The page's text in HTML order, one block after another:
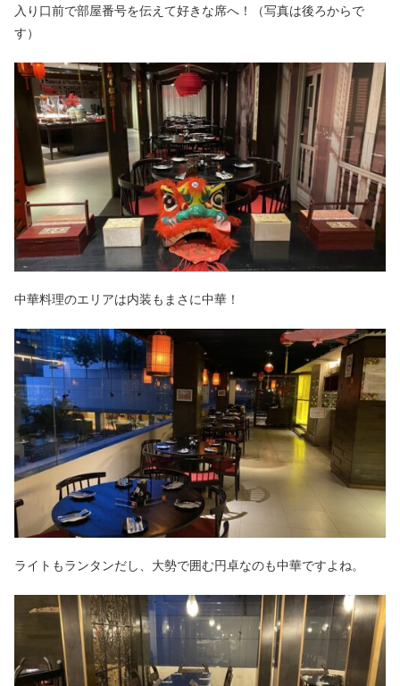
入り口前で部屋番号を伝えて好きな席へ！（写真は後ろからで
す）
中華料理のエリアは内装もまさに中華！
ライトもランタンだし、大勢で囲む円卓なのも中華ですよね。